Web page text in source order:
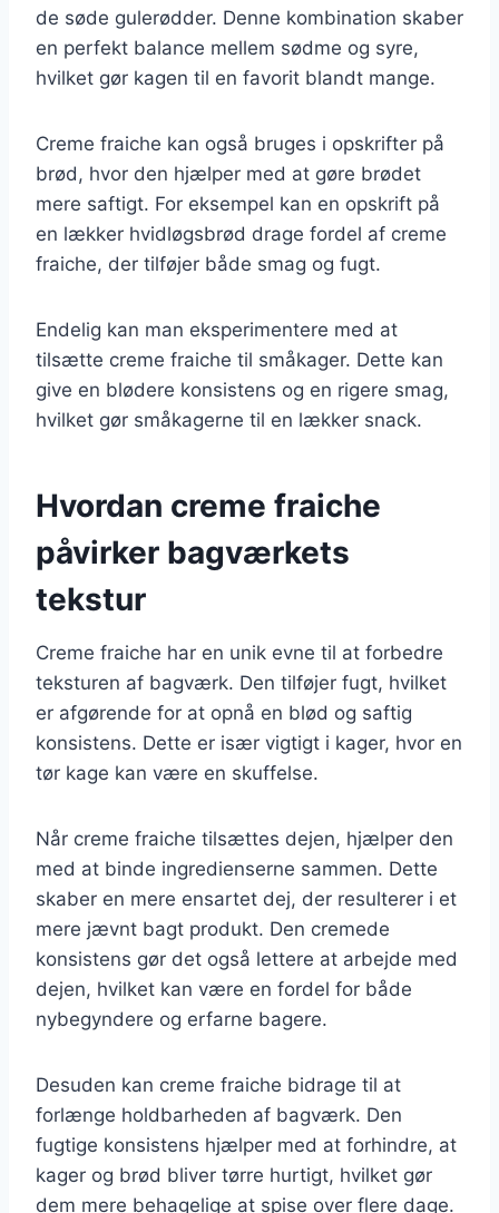
de søde gulerødder. Denne kombination skaber
en perfekt balance mellem sødme og syre,
hvilket gør kagen til en favorit blandt mange.
Creme fraiche kan også bruges i opskrifter på
brød, hvor den hjælper med at gøre brødet
mere saftigt. For eksempel kan en opskrift på
en lækker hvidløgsbrød drage fordel af creme
fraiche, der tilføjer både smag og fugt.
Endelig kan man eksperimentere med at
tilsætte creme fraiche til småkager. Dette kan
give en blødere konsistens og en rigere smag,
hvilket gør småkagerne til en lækker snack.
Hvordan creme fraiche
påvirker bagværkets
tekstur
Creme fraiche har en unik evne til at forbedre
teksturen af bagværk. Den tilføjer fugt, hvilket
er afgørende for at opnå en blød og saftig
konsistens. Dette er især vigtigt i kager, hvor en
tør kage kan være en skuffelse.
Når creme fraiche tilsættes dejen, hjælper den
med at binde ingredienserne sammen. Dette
skaber en mere ensartet dej, der resulterer i et
mere jævnt bagt produkt. Den cremede
konsistens gør det også lettere at arbejde med
dejen, hvilket kan være en fordel for både
nybegyndere og erfarne bagere.
Desuden kan creme fraiche bidrage til at
forlænge holdbarheden af bagværk. Den
fugtige konsistens hjælper med at forhindre, at
kager og brød bliver tørre hurtigt, hvilket gør
dem mere behagelige at spise over flere dage.